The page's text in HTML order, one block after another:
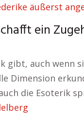
äußerst
ein
gibt, auch wenn
Dimension
die Esoterik